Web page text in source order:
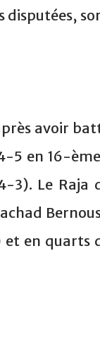
disputées,
avoir
5 en 16-
3). Le Raja
et en quarts